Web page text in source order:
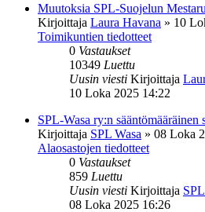
Muutoksia SPL-Suojelun
Kirjoittaja Laura Havana » 10
Toimikuntien tiedotteet
0 Vastaukset
10349 Luettu
Uusin viesti Kirjoittaja
10 Loka 2025 14:22
SPL-Wasa ry:n
Kirjoittaja SPL Wasa » 08 Loka
Alaosastojen tiedotteet
0 Vastaukset
859 Luettu
Uusin viesti Kirjoittaja
08 Loka 2025 16:26